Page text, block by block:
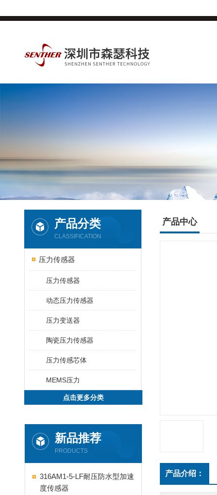
产品分类
CLASSIFICATION
压力传感器
压力传感器
动态压力传感器
压力变送器
陶瓷压力传感器
压力传感芯体
MEMS压力
点击更多分类
新品推荐
PRODUCTS
316AM1-5-LF耐压防水型加速
度传感器
产品中心
产品介绍：